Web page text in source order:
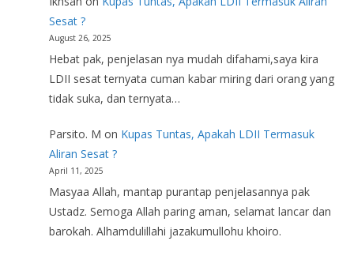
Sesat ?
August 26, 2025
Hebat pak, penjelasan nya mudah difahami,saya kira
LDII sesat ternyata cuman kabar miring dari orang yang
tidak suka, dan ternyata…
Parsito. M on Kupas Tuntas, Apakah LDII Termasuk
Aliran Sesat ?
April 11, 2025
Masyaa Allah, mantap purantap penjelasannya pak
Ustadz. Semoga Allah paring aman, selamat lancar dan
barokah. Alhamdulillahi jazakumullohu khoiro.